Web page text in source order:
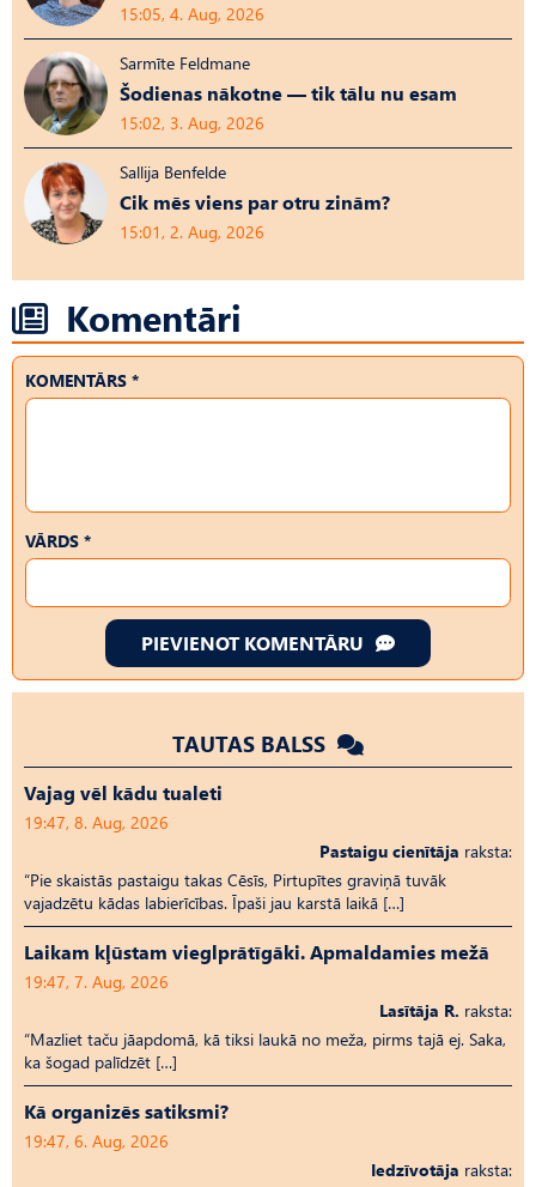
15:05, 4. Aug, 2026
Sarmīte Feldmane
Šodienas nākotne — tik tālu nu esam
15:02, 3. Aug, 2026
Sallija Benfelde
Cik mēs viens par otru zinām?
15:01, 2. Aug, 2026
Komentāri
KOMENTĀRS *
VĀRDS *
PIEVIENOT KOMENTĀRU
TAUTAS BALSS
Vajag vēl kādu tualeti
19:47, 8. Aug, 2026
Pastaigu cienītāja raksta:
“Pie skaistās pastaigu takas Cēsīs, Pirtupītes graviņā tuvāk
vajadzētu kādas labierīcības. Īpaši jau karstā laikā […]
Laikam kļūstam vieglprātīgāki. Apmaldamies mežā
19:47, 7. Aug, 2026
Lasītāja R. raksta:
“Mazliet taču jāapdomā, kā tiksi laukā no meža, pirms tajā ej. Saka,
ka šogad palīdzēt […]
Kā organizēs satiksmi?
19:47, 6. Aug, 2026
Iedzīvotāja raksta: